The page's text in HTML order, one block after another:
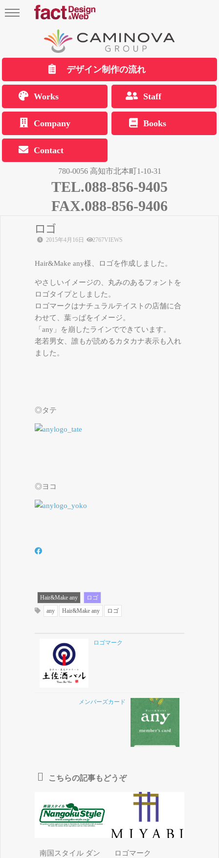
デザイン制作の流れ
Works Staff
Company Books
Contact
780-0056 高知市北本町1-10-31
TEL.088-856-9405
FAX.088-856-9406
ロゴ
2015年4月16日 2767VIEWS
Hair&Make any様、ロゴを作成しました。
やさしいイメージの、丸みのあるフォントを
ロゴタイプとしました。
ロゴマークはナチュラルテイストの店舗に合
わせて、葉っぱをイメージ。
「any」を崩したラインでできています。
老若男女、誰もが読めるカタカナ表示も入れ
ました。
◎タテ
◎ヨコ
Hair&Make any
ロゴ
any
Hair&Make any ロゴ
ロゴマーク
メンバーズカード
こちらの記事もどうぞ
南国スタイル ダン
ロゴマーク